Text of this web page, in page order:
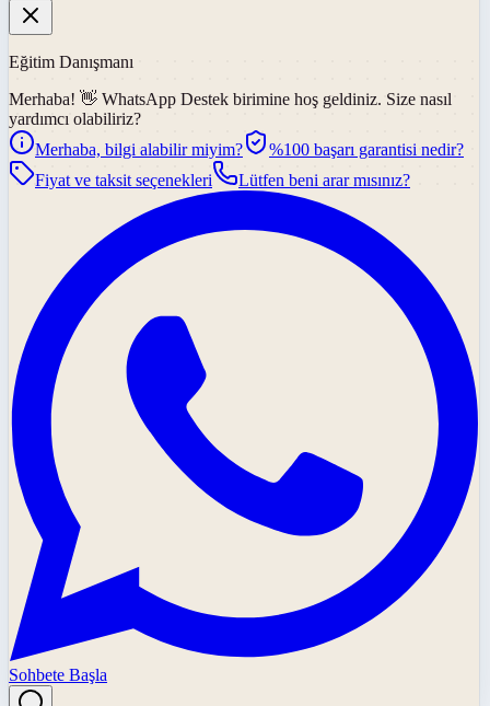
Eğitim Danışmanı
Merhaba! 👋 WhatsApp Destek birimine hoş geldiniz. Size nasıl
yardımcı olabiliriz?
Merhaba, bilgi alabilir miyim?
%100 başarı garantisi nedir?
Fiyat ve taksit seçenekleri
Lütfen beni arar mısınız?
Sohbete Başla